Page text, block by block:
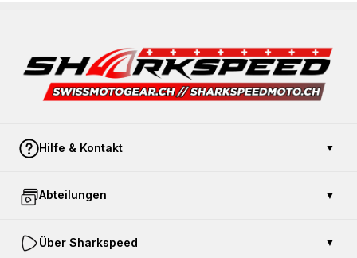
Hilfe & Kontakt ▼
Kontaktieren Sie uns
Offener Kauf
Abteilungen ▼
Geschenkkarte kaufen
Über Sharkspeed ▼